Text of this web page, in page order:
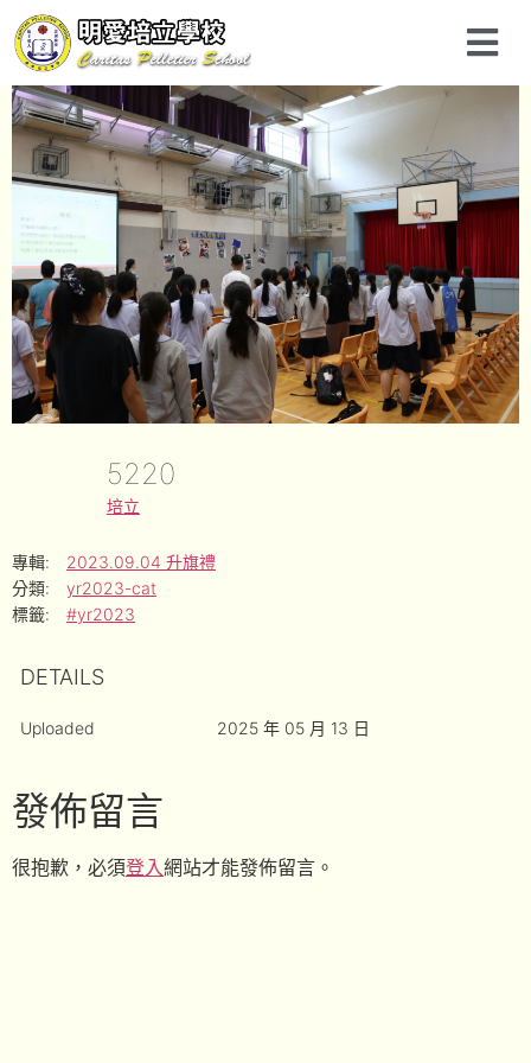
5220
培立
專輯:
2023.09.04 升旗禮
分類:
yr2023-cat
標籤:
#yr2023
DETAILS
Uploaded 2025 年 05 月 13 日
發佈留言
很抱歉，必須登入網站才能發佈留言。